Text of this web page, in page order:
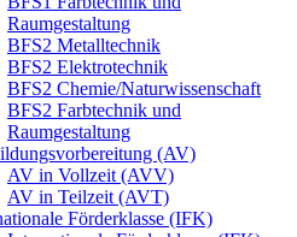
Raumgestaltung
BFS2 Metalltechnik
BFS2 Elektrotechnik
BFS2 Chemie/Naturwissenschaft
BFS2 Farbtechnik und
Raumgestaltung
(AV)
AV in Vollzeit (AVV)
AV in Teilzeit (AVT)
Förderklasse (IFK)